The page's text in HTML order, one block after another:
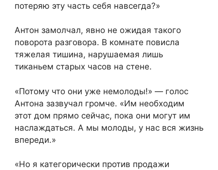
потеряю эту часть себя навсегда?»
Антон замолчал, явно не ожидая такого
поворота разговора. В комнате повисла
тяжелая тишина, нарушаемая лишь
тиканьем старых часов на стене.
«Потому что они уже немолоды!» — голос
Антона зазвучал громче. «Им необходим
этот дом прямо сейчас, пока они могут им
наслаждаться. А мы молоды, у нас вся жизнь
впереди.»
«Но я категорически против продажи